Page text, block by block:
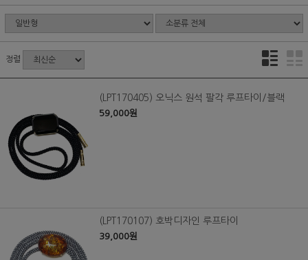
정렬
(LPT170405) 오닉스 원석 팔각 루프타이/블랙
59,000원
(LPT170107) 호박디자인 루프타이
39,000원